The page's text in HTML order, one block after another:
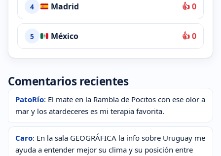
4 Madrid 👍 0
5 México 👍 0
Comentarios recientes
PatoRío: El mate en la Rambla de Pocitos con ese olor a
mar y los atardeceres es mi terapia favorita.
Caro: En la sala GEOGRÁFICA la info sobre Uruguay me
ayuda a entender mejor su clima y su posición entre